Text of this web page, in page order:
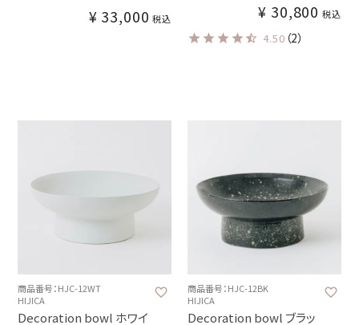
¥ 33,000 税込 ¥ 30,800 税込
4.50 （2）
商品番号：HJC-12WT
HIJICA
Decoration bowl ホワイ
商品番号：HJC-12BK
HIJICA
Decoration bowl ブラッ